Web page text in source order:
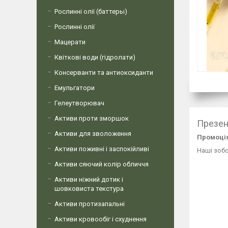
Наші
Рослинні олії (баттеры)
Рослинні олії
Мацерати
Квіткові води (гідролати)
Консерванти та антиоксиданти
Емульгатори
Гелеутворювач
Активи проти зморшок
Активи для зволоження
Активи поживні і заспокійливі
Активи сяючий колір обличчя
Активи ніжний дотик і
шовковиста текстура
Активи протизапальні
Активи кровообіг і схуднення